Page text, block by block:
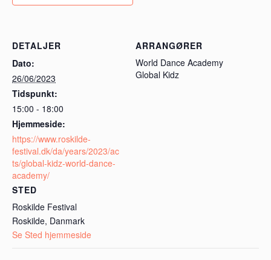
DETALJER
Dato:
26/06/2023
Tidspunkt:
15:00 - 18:00
Hjemmeside:
https://www.roskilde-
festival.dk/da/years/2023/ac
ts/global-kidz-world-dance-
academy/
STED
Roskilde Festival
Roskilde, Danmark
Se Sted hjemmeside
ARRANGØRER
World Dance Academy
Global Kidz